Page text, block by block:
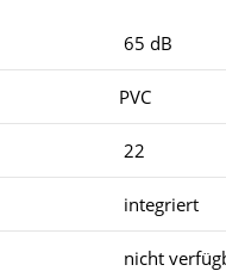
65 dB
PVC
22
integriert
nicht